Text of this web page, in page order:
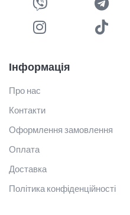
Інформація
Про нас
Контакти
Оформлення замовлення
Оплата
Доставка
Політика конфіденційності